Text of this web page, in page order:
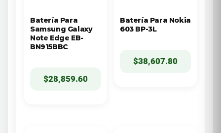
Batería Para
Samsung Galaxy
Note Edge EB-
BN915BBC
$28,859.60
Batería Para Nokia
603 BP-3L
$38,607.80